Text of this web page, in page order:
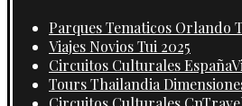
Parques Tematicos Orlando
Viajes Novios Tui 2025
Circuitos Culturales
Tours Thailandia